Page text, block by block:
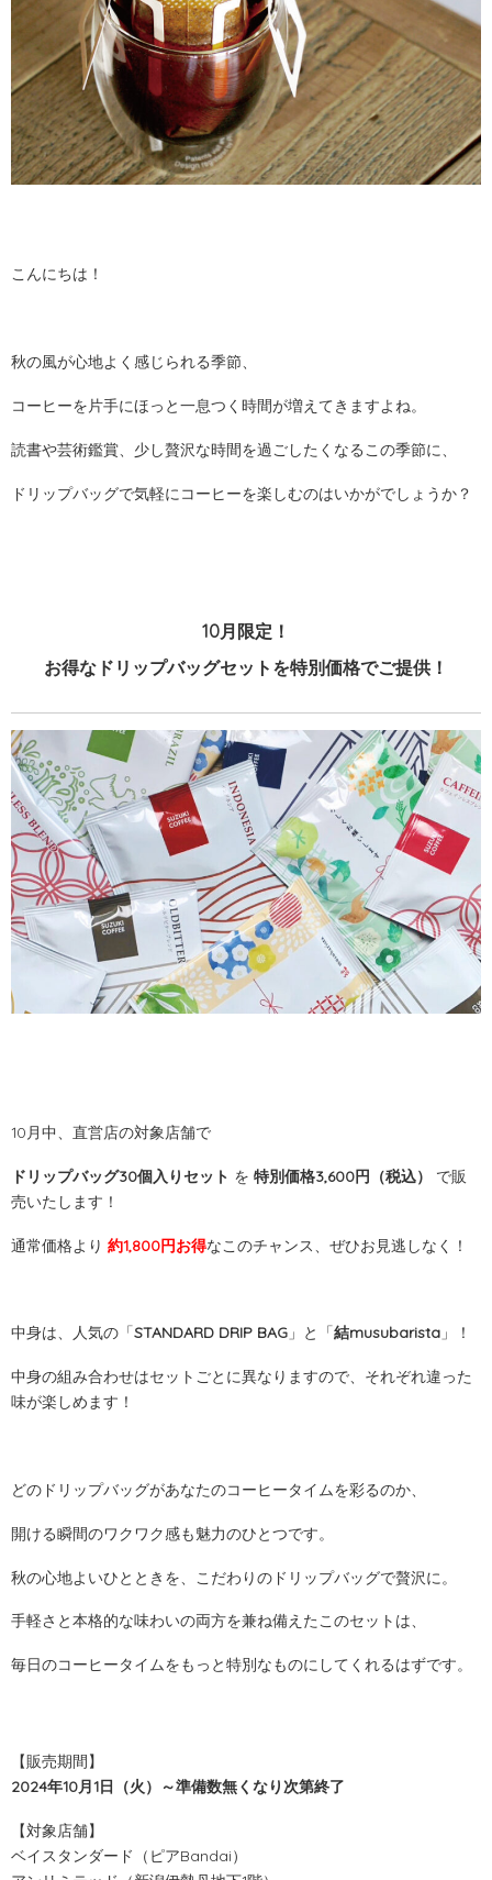
こんにちは！
秋の風が心地よく感じられる季節、
コーヒーを片手にほっと一息つく時間が増えてきますよね。
読書や芸術鑑賞、少し贅沢な時間を過ごしたくなるこの季節に、
ドリップバッグで気軽にコーヒーを楽しむのはいかがでしょうか？
10月限定！
お得なドリップバッグセットを特別価格でご提供！
10月中、直営店の対象店舗で
ドリップバッグ30個入りセット を 特別価格3,600円（税込）
で販
売いたします！
通常価格より 約1,800円お得なこのチャンス、ぜひお見逃しなく！
中身は、人気の「STANDARD DRIP BAG 」と「結musubarista 」！
中身の組み合わせはセットごとに異なりますので、それぞれ違った
味が楽しめます！
どのドリップバッグがあなたのコーヒータイムを彩るのか、
開ける瞬間のワクワク感も魅力のひとつです。
秋の心地よいひとときを、こだわりのドリップバッグで贅沢に。
手軽さと本格的な味わいの両方を兼ね備えたこのセットは、
毎日のコーヒータイムをもっと特別なものにしてくれるはずです。
【販売期間】
2024年10月1日（火）～準備数無くなり次第終了
【対象店舗】
ベイスタンダード（ピアBandai）